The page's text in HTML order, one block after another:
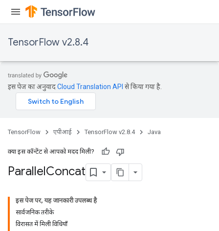
TensorFlow v2.8.4
इस पेज का अनुवादCloud Translation API से किया गया है.
TensorFlow एपीआई TensorFlow v2.8.4 Java
क्या इस कॉन्टेंट से आपको मदद मिली?
ParallelConcat
इस पेज पर, यह जानकारी उपलब्ध है
सार्वजनिक तरीके
विरासत में मिली विधियाँ